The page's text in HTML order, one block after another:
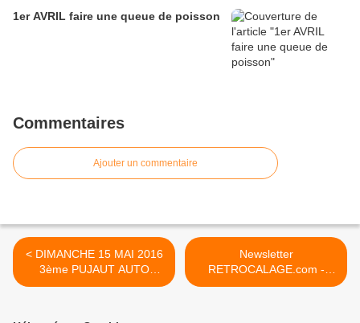
1er AVRIL faire une queue de poisson
Commentaires
Ajouter un commentaire
< DIMANCHE 15 MAI 2016
3ème PUJAUT AUTO
RETRO
Newsletter
RETROCALAGE.com -
N°65 - Mars 2016 >